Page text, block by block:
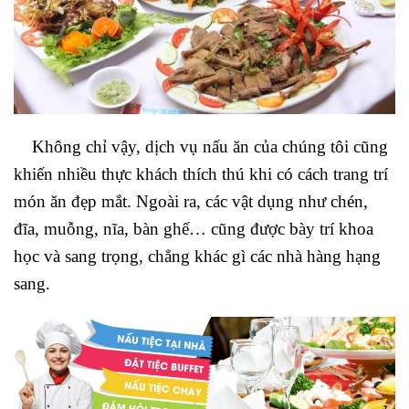
Không chỉ vậy, dịch vụ nấu ăn của chúng tôi cũng
khiến nhiều thực khách thích thú khi có cách trang trí
món ăn đẹp mắt. Ngoài ra, các vật dụng như chén,
đĩa, muỗng, nĩa, bàn ghế… cũng được bày trí khoa
học và sang trọng, chẳng khác gì các nhà hàng hạng
sang.